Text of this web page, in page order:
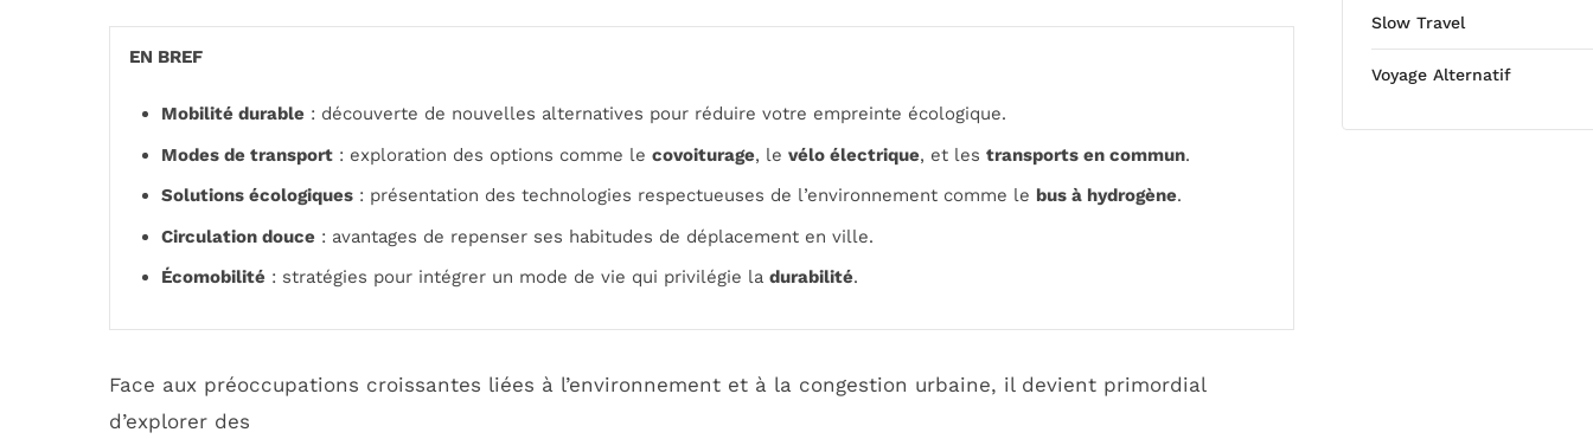
EN BREF
Mobilité durable : découverte de nouvelles alternatives pour réduire votre empreinte écologique.
Modes de transport : exploration des options comme le covoiturage, le vélo électrique, et les transports en commun.
Solutions écologiques : présentation des technologies respectueuses de l’environnement comme le bus à hydrogène.
Circulation douce : avantages de repenser ses habitudes de déplacement en ville.
Écomobilité : stratégies pour intégrer un mode de vie qui privilégie la durabilité.
Face aux préoccupations croissantes liées à l’environnement et à la congestion urbaine, il devient primordial
d’explorer des
Slow Travel
Voyage Alternatif